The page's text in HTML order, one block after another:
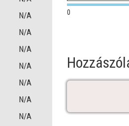
0
N/A
N/A
N/A
N/A
N/A
N/A
N/A